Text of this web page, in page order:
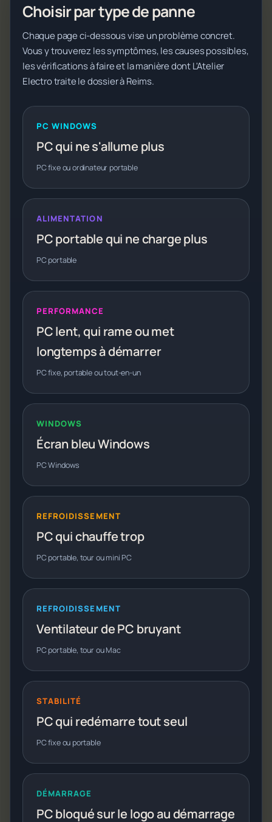
Choisir par type de panne
Chaque page ci-dessous vise un problème concret.
Vous y trouverez les symptômes, les causes possibles,
les vérifications à faire et la manière dont L'Atelier
Electro traite le dossier à Reims.
PC WINDOWS
PC qui ne s'allume plus
PC fixe ou ordinateur portable
ALIMENTATION
PC portable qui ne charge plus
PC portable
PERFORMANCE
PC lent, qui rame ou met
longtemps à démarrer
PC fixe, portable ou tout-en-un
WINDOWS
Écran bleu Windows
PC Windows
REFROIDISSEMENT
PC qui chauffe trop
PC portable, tour ou mini PC
REFROIDISSEMENT
Ventilateur de PC bruyant
PC portable, tour ou Mac
STABILITÉ
PC qui redémarre tout seul
PC fixe ou portable
DÉMARRAGE
PC bloqué sur le logo au démarrage